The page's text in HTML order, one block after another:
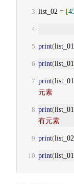
list_02 = [
print(list_01
print(list_01
print(list_01
元素
print(list_01
有元素
print(list_02
print(list_01